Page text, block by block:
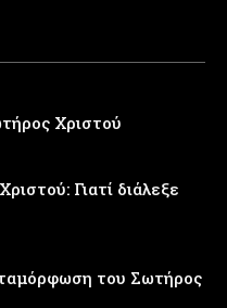
Χριστού
Γιατί διάλεξε
του Σωτήρος